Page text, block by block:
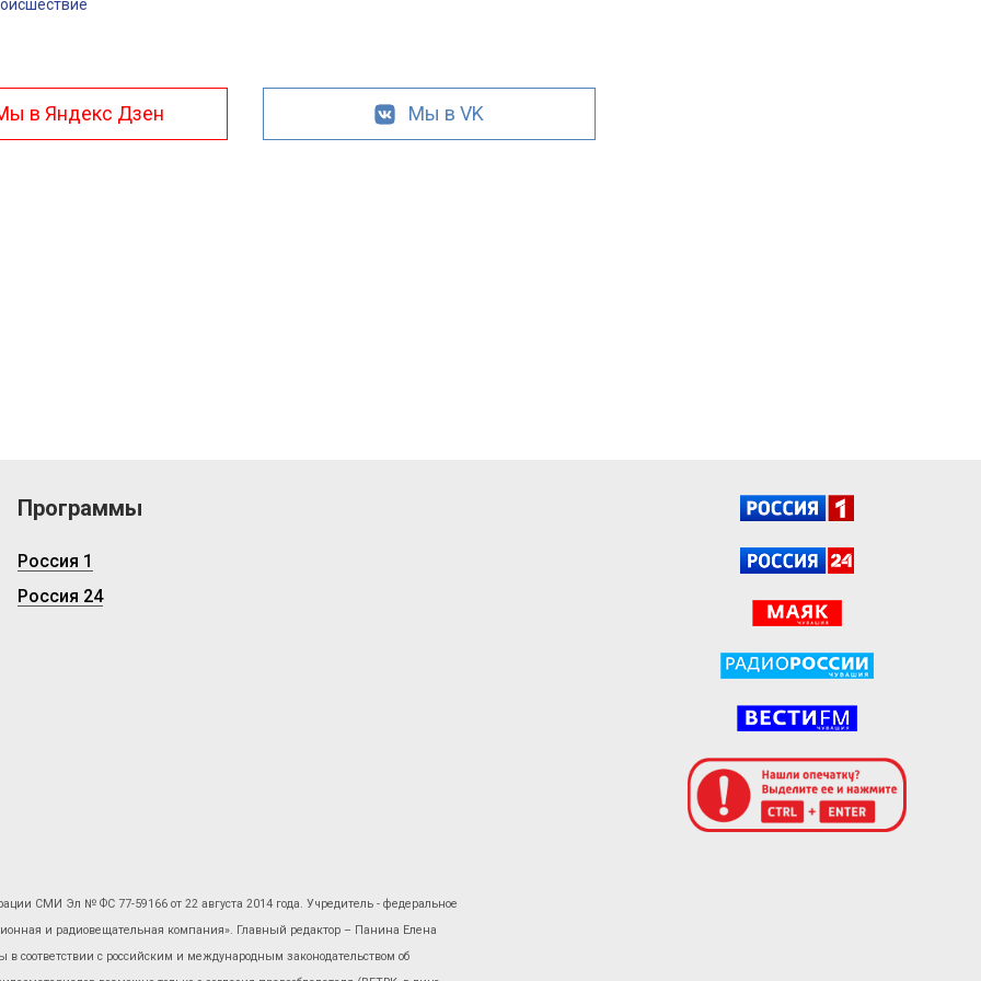
в Яндекс Дзен Мы в VK
Программы
Россия 1
Россия 24
СМИ Эл № ФС 77-59166 от 22 августа 2014 года. Учредитель - федеральное
и радиовещательная компания». Главный редактор – Панина Елена
с российским и международным законодательством об